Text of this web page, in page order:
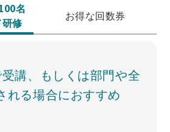
名
修
お得な回数券
講、もしくは部門や全
れる場合におすすめ